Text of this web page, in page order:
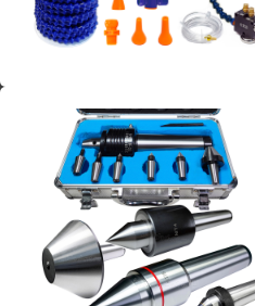
Винты torx